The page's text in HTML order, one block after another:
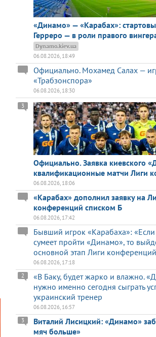
«Динамо» — «Карабах»:
Герреро — в роли правого
Dynamo.kiev.ua
06.08.2026, 18:49
Официально. Мохамед Салах —
«Трабзонспора»
06.08.2026, 18:30
Официально. Заявка киевского
квалификационные матчи Лиги
3
06.08.2026, 18:06
«Карабах» дополнил заявку на
конференций списком Б
06.08.2026, 17:42
Бывший игрок «Карабаха»:
сумеет пройти «Динамо», то
основной этап Лиги
06.08.2026, 17:18
«В Баку, будет жарко и влажно.
нужно именно сегодня сыграть
украинский тренер
2
06.08.2026, 16:57
Виталий Лисицкий: «Динамо»
мяч больше»
3